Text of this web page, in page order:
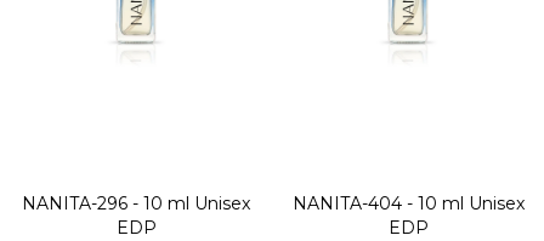
NANITA-296 - 10 ml Unisex
EDP
NANITA-404 - 10 ml Unisex
EDP